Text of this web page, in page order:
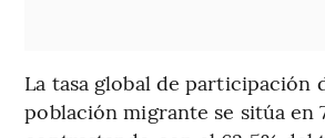
La tasa global de participación
población migrante se sitúa en